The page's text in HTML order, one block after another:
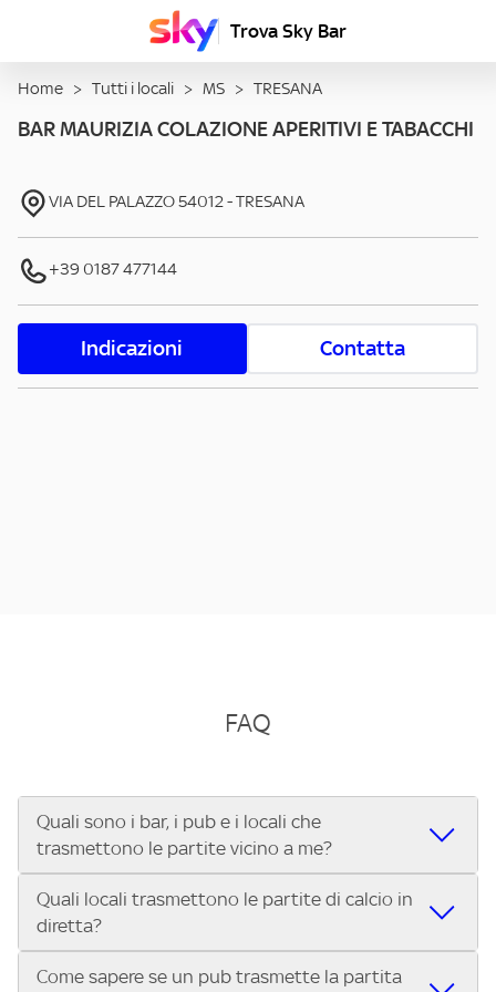
Trova Sky Bar
Home > Tutti i locali > MS > TRESANA
BAR MAURIZIA COLAZIONE APERITIVI E TABACCHI
VIA DEL PALAZZO54012-TRESANA
+39 0187 477144
Indicazioni Contatta
FAQ
Quali sono i bar, i pub e i locali che
trasmettono le partite vicino a me?
Se cerchi un bar, pub, ristorante o locale vicino a te per
vedere le partite di Serie A ENILIVE, la Serie C Sky Wifi, la
UEFA Champions League, la UEFA Europa League, la UEFA
Conference League, il Tennis, la Formula 1®, la MotoGP™ e
Quali locali trasmettono le partite di calcio in
diretta?
Vuoi sapere quali bar, pub o ristoranti mostrano le partite
Come sapere se un pub trasmette la partita